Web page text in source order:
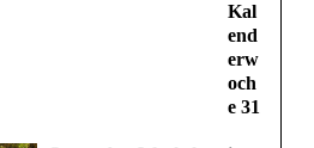
Kal
end
erw
och
e 31